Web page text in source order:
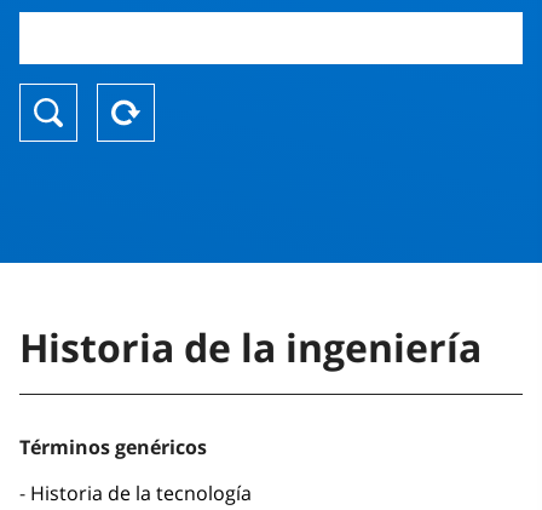
Historia de la ingeniería
Términos genéricos
Historia de la tecnología